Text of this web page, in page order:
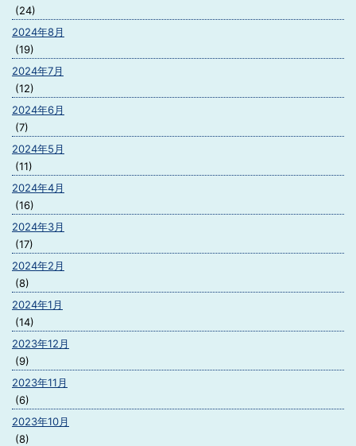
(24)
2024年8月
(19)
2024年7月
(12)
2024年6月
(7)
2024年5月
(11)
2024年4月
(16)
2024年3月
(17)
2024年2月
(8)
2024年1月
(14)
2023年12月
(9)
2023年11月
(6)
2023年10月
(8)